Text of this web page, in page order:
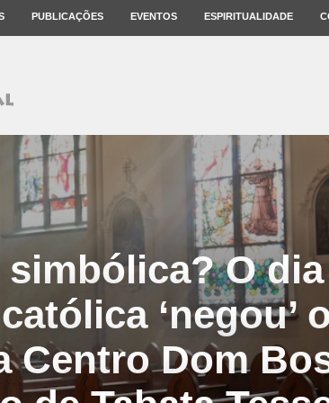
PUBLICAÇÕES EVENTOS ESPIRITUALIDADE
O
‘negou’
Centro Dom